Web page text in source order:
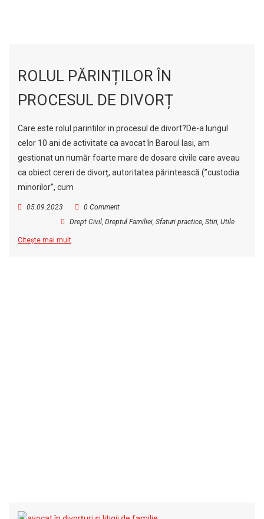
ROLUL PĂRINȚILOR ÎN
PROCESUL DE DIVORȚ
Care este rolul parintilor in procesul de divort?De-a lungul
celor 10 ani de activitate ca avocat în Baroul Iasi, am
gestionat un număr foarte mare de dosare civile care aveau
ca obiect cereri de divorț, autoritatea părintească (”custodia
minorilor”, cum
05.09.2023
Drept Civil, Dreptul Familiei, Sfaturi practice, Stiri, Utile
0 Comment
Citește mai mult